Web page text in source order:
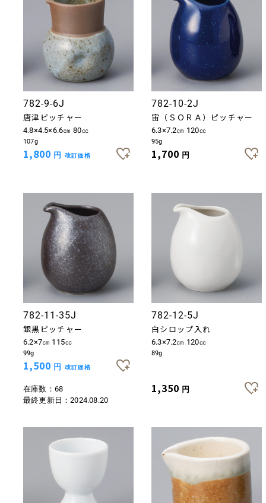
782-9-6J
唐津ピッチャー
4.8×4.5×6.6㎝ 80㏄
107g
1,800 円 改訂価格
782-10-2J
宙（ＳＯＲＡ）ピッチャー
6.3×7.2㎝ 120㏄
95g
1,700 円
782-11-35J
銀黒ピッチャー
6.2×7㎝ 115㏄
99g
1,500 円 改訂価格
在庫数：68
最終更新日：2024.08.20
782-12-5J
白シロップ入れ
6.3×7.2㎝ 120㏄
89g
1,350 円